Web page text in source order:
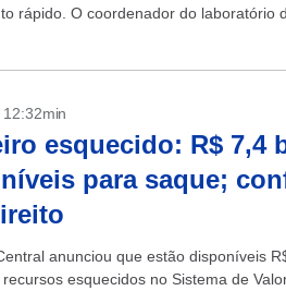
rápido. O coordenador do laboratório
esquecido: R$ 7,4
para saque;
anunciou que estão disponíveis
esquecidos no Sistema de